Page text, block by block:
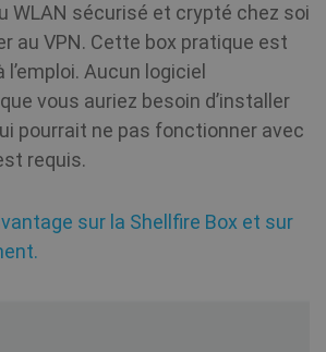
WLAN sécurisé et crypté chez soi
au VPN. Cette box pratique est
Aucun logiciel
vous auriez besoin d’installer
pourrait ne pas fonctionner avec
requis.
sur la Shellfire Box et sur